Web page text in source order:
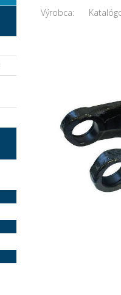
Výrobca: